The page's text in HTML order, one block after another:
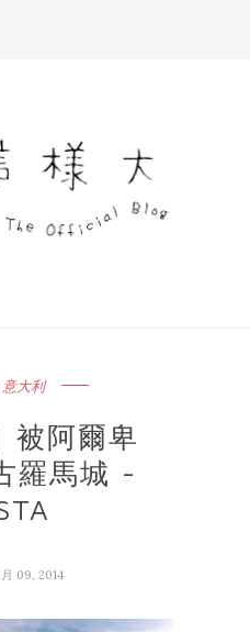
大利
被阿爾卑
羅馬城 -
月 09, 2014